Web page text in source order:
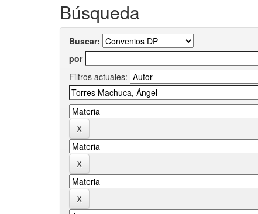
Búsqueda
Buscar:
por
Filtros actuales: